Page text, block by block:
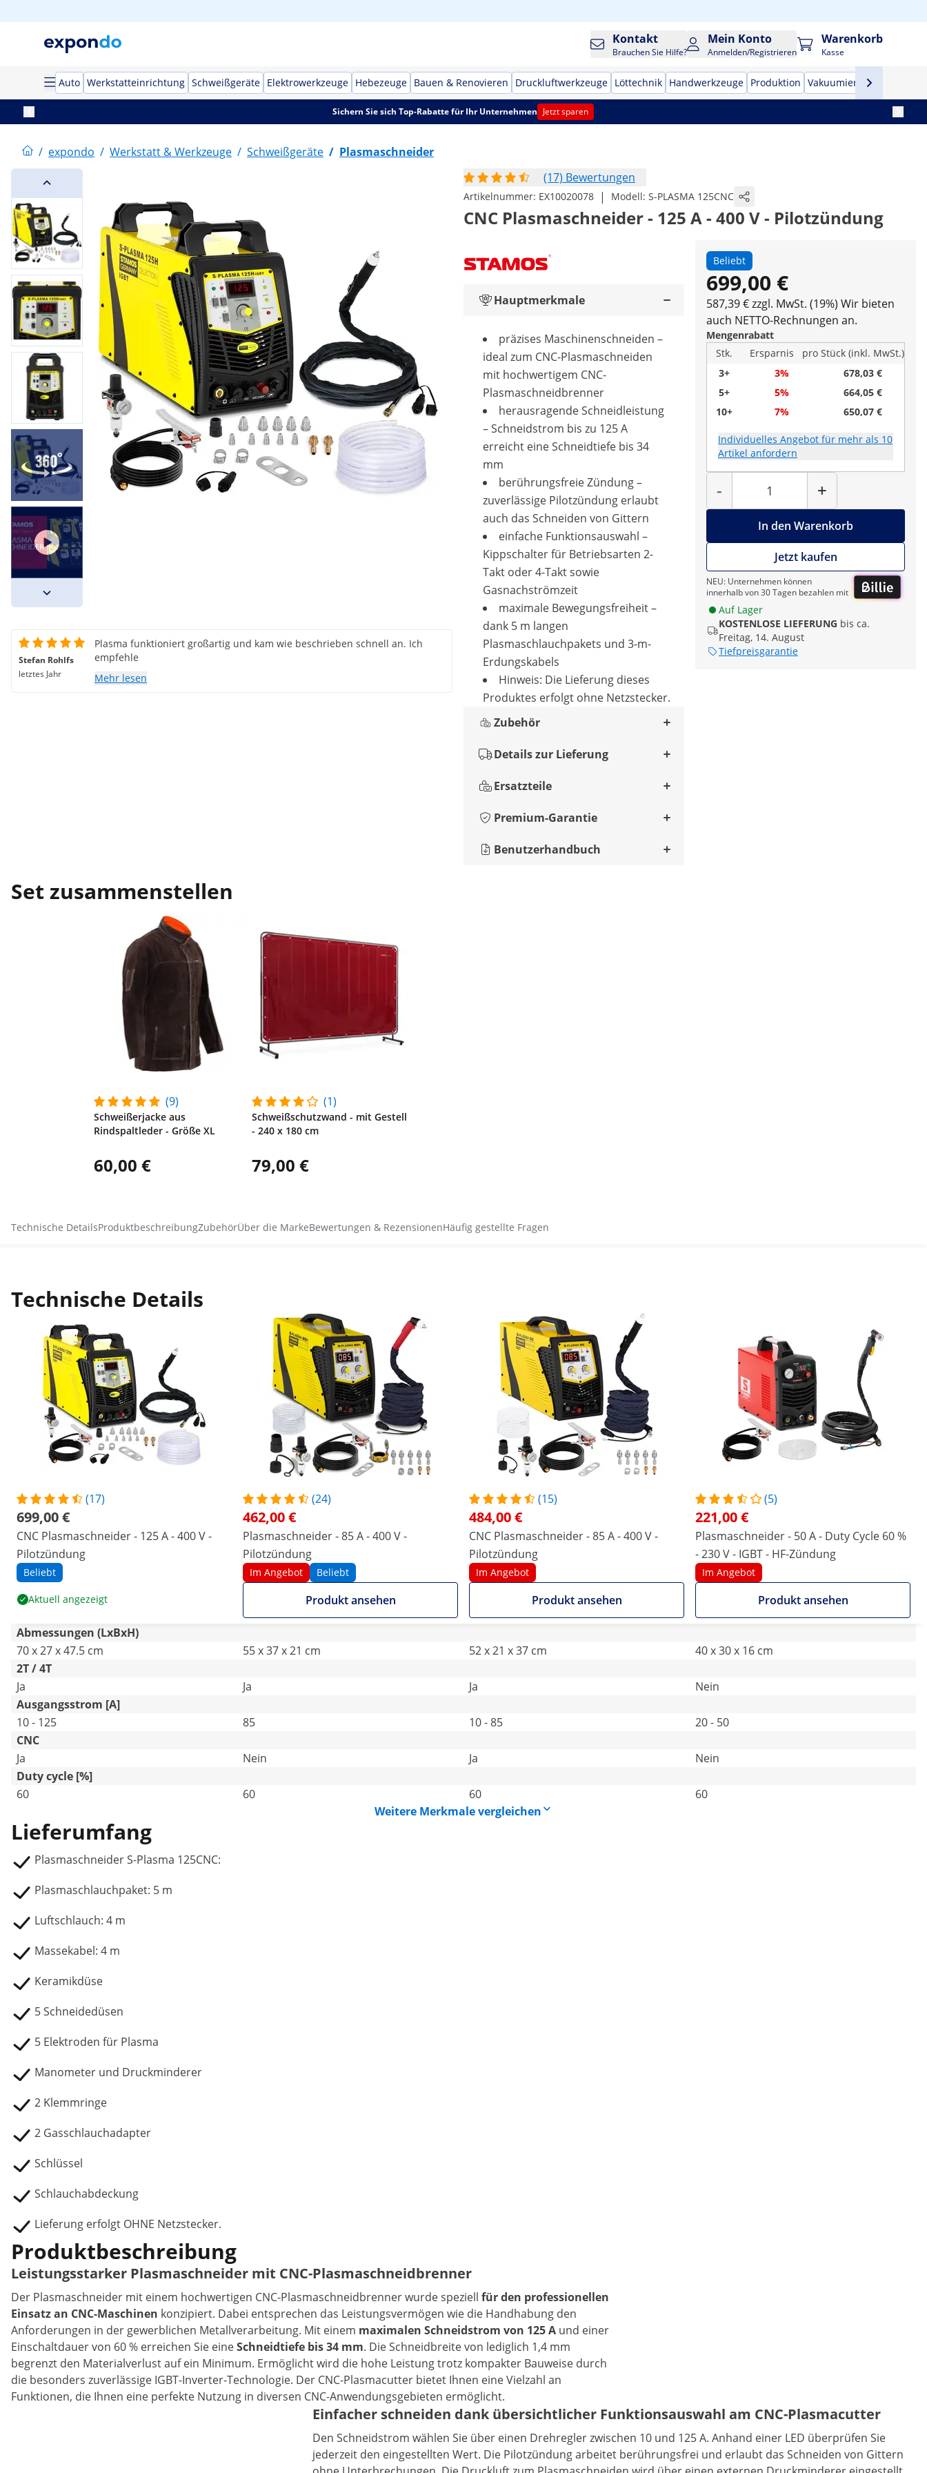
Kontakt
Brauchen Sie Hilfe?
Mein Konto
Anmelden/Registrieren
Warenkorb
Kasse
Auto Werkstatteinrichtung Schweißgeräte Elektrowerkzeuge Hebezeuge Bauen & Renovieren Druckluftwerkzeuge Löttechnik Handwerkzeuge Produktion Vakuumierer
Sichern Sie sich Top-Rabatte für Ihr Unternehmen Jetzt sparen
/ expondo / Werkstatt & Werkzeuge / Schweißgeräte / Plasmaschneider
(17) Bewertungen
Artikelnummer: EX10020078 | Modell: S-PLASMA 125CNC
CNC Plasmaschneider - 125 A - 400 V - Pilotzündung
Beliebt
699,00 €
587,39 € zzgl. MwSt. (19%) Wir bieten
auch NETTO-Rechnungen an.
Mengenrabatt
Stk.
Ersparnis
pro Stück (inkl. MwSt.)
3+
3%
678,03 €
5+
5%
664,05 €
10+
7% 650,07 €
Individuelles Angebot für mehr als 10
Artikel anfordern
-
Menge
+
In den Warenkorb
Jetzt kaufen
NEU: Unternehmen können
innerhalb von 30 Tagen bezahlen mit
Auf Lager
KOSTENLOSE LIEFERUNG bis ca.
Freitag, 14. August
Tiefpreisgarantie
Hauptmerkmale
präzises Maschinenschneiden –
ideal zum CNC-Plasmaschneiden
mit hochwertigem CNC-
Plasmaschneidbrenner
herausragende Schneidleistung
– Schneidstrom bis zu 125 A
erreicht eine Schneidtiefe bis 34
mm
berührungsfreie Zündung –
zuverlässige Pilotzündung erlaubt
auch das Schneiden von Gittern
einfache Funktionsauswahl –
Kippschalter für Betriebsarten 2-
Takt oder 4-Takt sowie
Gasnachströmzeit
maximale Bewegungsfreiheit –
dank 5 m langen
Plasmaschlauchpakets und 3-m-
Erdungskabels
Hinweis: Die Lieferung dieses
Produktes erfolgt ohne Netzstecker.
Zubehör
Details zur Lieferung
Ersatzteile
Premium-Garantie
Benutzerhandbuch
Stefan Rohlfs
letztes Jahr
Plasma funktioniert großartig und kam wie beschrieben schnell an. Ich
empfehle
Mehr lesen
Set zusammenstellen
(9)
Schweißerjacke aus
Rindspaltleder - Größe XL
60,00 €
(1)
Schweißschutzwand - mit Gestell
- 240 x 180 cm
79,00 €
Technische DetailsProduktbeschreibungZubehörÜber die MarkeBewertungen & RezensionenHäufig gestellte Fragen
Technische Details
(17)
699,00 €
CNC Plasmaschneider - 125 A - 400 V -
Pilotzündung
Beliebt
Aktuell angezeigt
(24)
462,00 €
Plasmaschneider - 85 A - 400 V -
Pilotzündung
Im Angebot Beliebt
Produkt ansehen
(15)
484,00 €
CNC Plasmaschneider - 85 A - 400 V -
Pilotzündung
Im Angebot
Produkt ansehen
(5)
221,00 €
Plasmaschneider - 50 A - Duty Cycle 60 %
- 230 V - IGBT - HF-Zündung
Im Angebot
Produkt ansehen
Abmessungen (LxBxH)
70 x 27 x 47.5 cm
55 x 37 x 21 cm 52 x 21 x 37 cm
40 x 30 x 16 cm
2T / 4T
Ja
Ja Ja
Nein
Ausgangsstrom [A]
10 - 125
85 10 - 85
20 - 50
CNC
Ja
Nein Ja
Nein
Duty cycle [%]
60
60 60
60
Weitere Merkmale vergleichen
Lieferumfang
Plasmaschneider S-Plasma 125CNC:
Plasmaschlauchpaket: 5 m
Luftschlauch: 4 m
Massekabel: 4 m
Keramikdüse
5 Schneidedüsen
5 Elektroden für Plasma
Manometer und Druckminderer
2 Klemmringe
2 Gasschlauchadapter
Schlüssel
Schlauchabdeckung
Lieferung erfolgt OHNE Netzstecker.
Produktbeschreibung
Leistungsstarker Plasmaschneider mit CNC-Plasmaschneidbrenner
Der Plasmaschneider mit einem hochwertigen CNC-Plasmaschneidbrenner wurde speziell für den professionellen
Einsatz an CNC-Maschinen konzipiert. Dabei entsprechen das Leistungsvermögen wie die Handhabung den
Anforderungen in der gewerblichen Metallverarbeitung. Mit einem maximalen Schneidstrom von 125 A und einer
Einschaltdauer von 60 % erreichen Sie eineSchneidtiefe bis 34 mm. Die Schneidbreite von lediglich 1,4 mm
begrenzt den Materialverlust auf ein Minimum. Ermöglicht wird die hohe Leistung trotz kompakter Bauweise durch
die besonders zuverlässige IGBT-Inverter-Technologie. Der CNC-Plasmacutter bietet Ihnen eine Vielzahl an
Funktionen, die Ihnen eine perfekte Nutzung in diversen CNC-Anwendungsgebieten ermöglicht.
Einfacher schneiden dank übersichtlicher Funktionsauswahl am CNC-Plasmacutter
Den Schneidstrom wählen Sie über einen Drehregler zwischen 10 und 125 A. Anhand einer LED überprüfen Sie
jederzeit den eingestellten Wert. Die Pilotzündung arbeitet berührungsfrei und erlaubt das Schneiden von Gittern